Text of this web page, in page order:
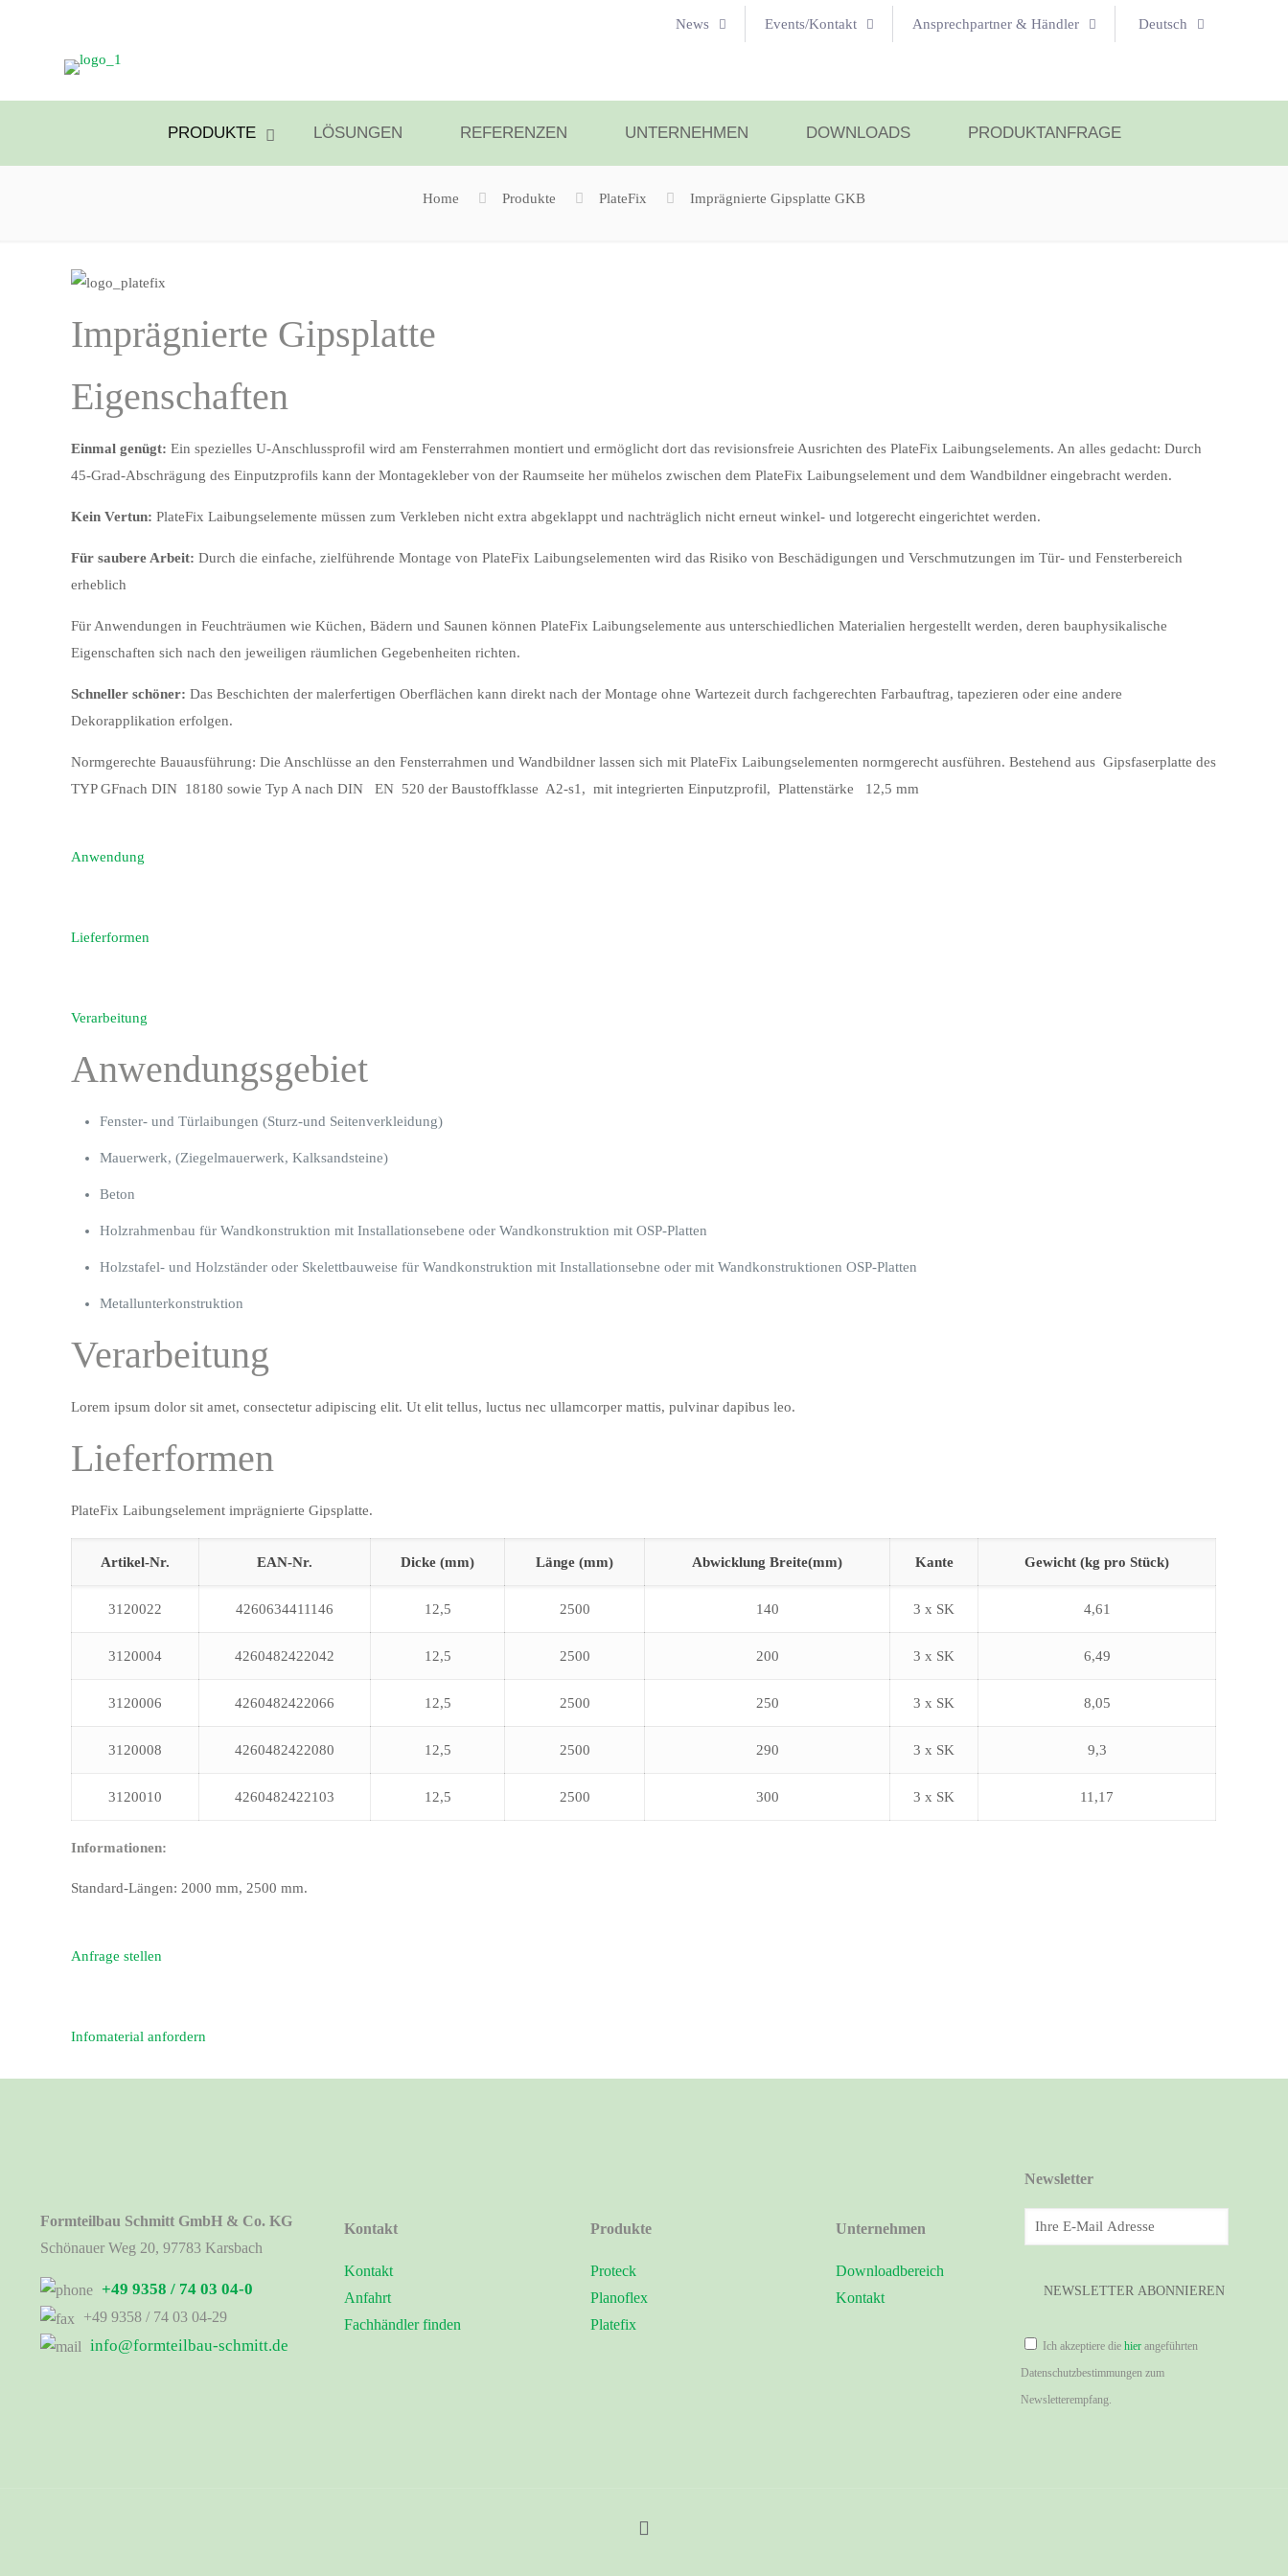
News Events/Kontakt Ansprechpartner & Händler Deutsch
PRODUKTE LÖSUNGEN REFERENZEN UNTERNEHMEN DOWNLOADS PRODUKTANFRAGE
Home Produkte PlateFix Imprägnierte Gipsplatte GKB
Imprägnierte Gipsplatte
Eigenschaften
Einmal genügt: Ein spezielles U-Anschlussprofil wird am Fensterrahmen montiert und ermöglicht dort das revisionsfreie Ausrichten des PlateFix Laibungselements. An alles gedacht: Durch
45-Grad-Abschrägung des Einputzprofils kann der Montagekleber von der Raumseite her mühelos zwischen dem PlateFix Laibungselement und dem Wandbildner eingebracht werden.
Kein Vertun: PlateFix Laibungselemente müssen zum Verkleben nicht extra abgeklappt und nachträglich nicht erneut winkel- und lotgerecht eingerichtet werden.
Für saubere Arbeit: Durch die einfache, zielführende Montage von PlateFix Laibungselementen wird das Risiko von Beschädigungen und Verschmutzungen im Tür- und Fensterbereich
erheblich
Für Anwendungen in Feuchträumen wie Küchen, Bädern und Saunen können PlateFix Laibungselemente aus unterschiedlichen Materialien hergestellt werden, deren bauphysikalische
Eigenschaften sich nach den jeweiligen räumlichen Gegebenheiten richten.
Schneller schöner: Das Beschichten der malerfertigen Oberflächen kann direkt nach der Montage ohne Wartezeit durch fachgerechten Farbauftrag, tapezieren oder eine andere
Dekorapplikation erfolgen.
Normgerechte Bauausführung: Die Anschlüsse an den Fensterrahmen und Wandbildner lassen sich mit PlateFix Laibungselementen normgerecht ausführen. Bestehend aus Gipsfaserplatte des
TYP GFnach DIN 18180 sowie Typ A nach DIN EN 520 der Baustoffklasse A2-s1, mit integrierten Einputzprofil, Plattenstärke 12,5 mm
Anwendung
Lieferformen
Verarbeitung
Anwendungsgebiet
Fenster- und Türlaibungen (Sturz-und Seitenverkleidung)
Mauerwerk, (Ziegelmauerwerk, Kalksandsteine)
Beton
Holzrahmenbau für Wandkonstruktion mit Installationsebene oder Wandkonstruktion mit OSP-Platten
Holzstafel- und Holzständer oder Skelettbauweise für Wandkonstruktion mit Installationsebne oder mit Wandkonstruktionen OSP-Platten
Metallunterkonstruktion
Verarbeitung
Lorem ipsum dolor sit amet, consectetur adipiscing elit. Ut elit tellus, luctus nec ullamcorper mattis, pulvinar dapibus leo.
Lieferformen
PlateFix Laibungselement imprägnierte Gipsplatte.
Artikel-Nr. EAN-Nr. Dicke (mm) Länge (mm) Abwicklung Breite(mm) Kante Gewicht (kg pro Stück)
3120022 4260634411146 12,5 2500 140 3 x SK 4,61
3120004 4260482422042 12,5 2500 200 3 x SK 6,49
3120006 4260482422066 12,5 2500 250 3 x SK 8,05
3120008 4260482422080 12,5 2500 290 3 x SK 9,3
3120010 4260482422103 12,5 2500 300 3 x SK 11,17
Informationen:
Standard-Längen: 2000 mm, 2500 mm.
Anfrage stellen
Infomaterial anfordern
Formteilbau Schmitt GmbH & Co. KG
Schönauer Weg 20, 97783 Karsbach
+49 9358 / 74 03 04-0
+49 9358 / 74 03 04-29
info@formteilbau-schmitt.de
Kontakt
Kontakt
Anfahrt
Fachhändler finden
Produkte
Proteck
Planoflex
Platefix
Unternehmen
Downloadbereich
Kontakt
Newsletter
Ich akzeptiere diehier angeführten
Datenschutzbestimmungen zum
Newsletterempfang.